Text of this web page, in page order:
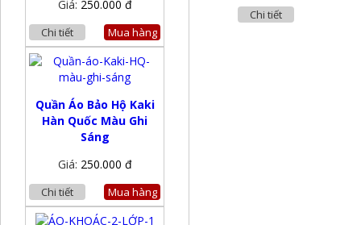
Chi tiết
Giá: 250.000 đ
Chi tiết Mua hàng
Quần Áo Bảo Hộ Kaki
Hàn Quốc Màu Ghi
Sáng
Giá: 250.000 đ
Chi tiết Mua hàng